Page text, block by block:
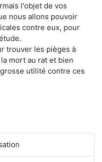
l'objet de vos
nous allons pouvoir
contre eux, pour
trouver les pièges à
mort au rat et bien
utilité contre ces